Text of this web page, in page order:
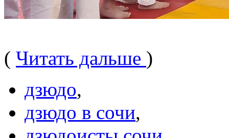
( Читать дальше )
дзюдо,
дзюдо в сочи,